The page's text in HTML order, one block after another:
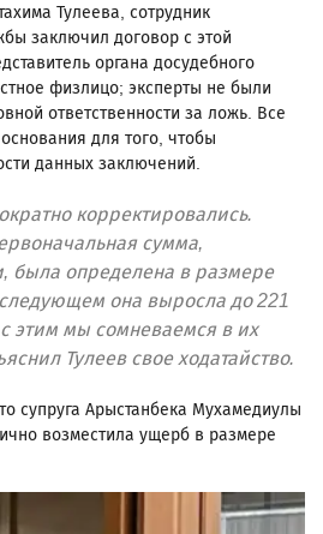
Тулеева, сотрудник
заключил договор с этой
органа досудебного
физлицо; эксперты не были
ответственности за ложь. Все
для того, чтобы
данных заключений.
корректировались.
сумма,
была определена в размере
она выросла до 221
этим мы сомневаемся в их
Тулеев свое ходатайство.
супруга Арыстанбека Мухамедиулы
возместила ущерб в размере